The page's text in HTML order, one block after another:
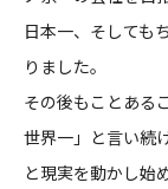
日本一、そしても
りました。
その後もことある
世界一」と言い続
と現実を動かし始